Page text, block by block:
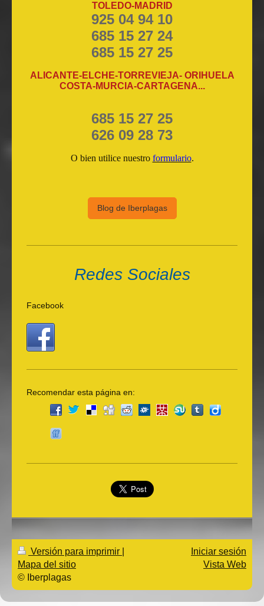
TOLEDO-MADRID
925 04 94 10
685 15 27 24
685 15 27 25
ALICANTE-ELCHE-TORREVIEJA- ORIHUELA
COSTA-MURCIA-CARTAGENA...
685 15 27 25
626 09 28 73
O bien utilice nuestro formulario.
Blog de Iberplagas
Redes Sociales
Facebook
Recomendar esta página en:
Versión para imprimir
Mapa del sitio
© Iberplagas
Iniciar sesión
Vista Web